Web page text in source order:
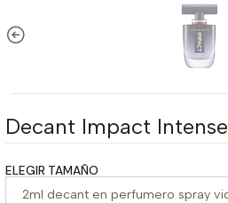
Decant Impact Intense
ELEGIR TAMAÑO
2ml decant en perfumero spray